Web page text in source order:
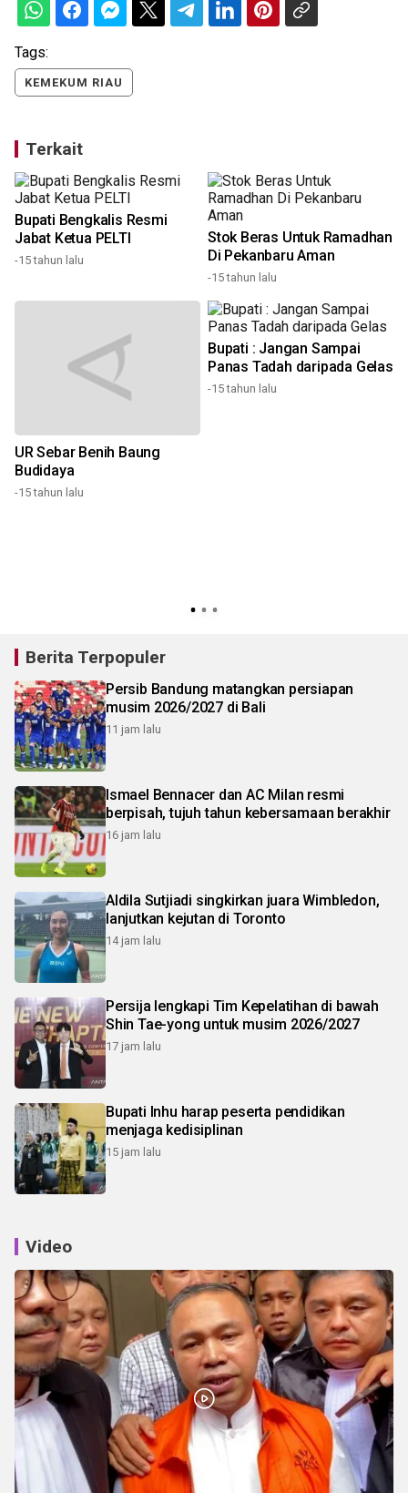
Tags:
KEMEKUM RIAU
Terkait
Bupati Bengkalis Resmi
Jabat Ketua PELTI
-15 tahun lalu
Stok Beras Untuk Ramadhan
Di Pekanbaru Aman
-15 tahun lalu
UR Sebar Benih Baung
Budidaya
-15 tahun lalu
Bupati : Jangan Sampai
Panas Tadah daripada Gelas
-15 tahun lalu
Berita Terpopuler
Persib Bandung matangkan persiapan
musim 2026/2027 di Bali
11 jam lalu
Ismael Bennacer dan AC Milan resmi
berpisah, tujuh tahun kebersamaan berakhir
16 jam lalu
Aldila Sutjiadi singkirkan juara Wimbledon,
lanjutkan kejutan di Toronto
14 jam lalu
Persija lengkapi Tim Kepelatihan di bawah
Shin Tae-yong untuk musim 2026/2027
17 jam lalu
Bupati Inhu harap peserta pendidikan
menjaga kedisiplinan
15 jam lalu
Video